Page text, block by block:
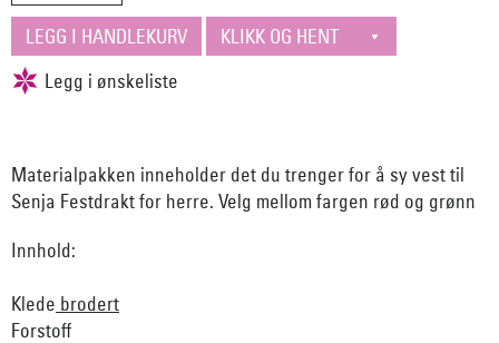
Materialpakken inneholder det du trenger for å sy vest til
Senja Festdrakt for herre. Velg mellom fargen rød og grønn
Innhold:
Klede brodert
Forstoff